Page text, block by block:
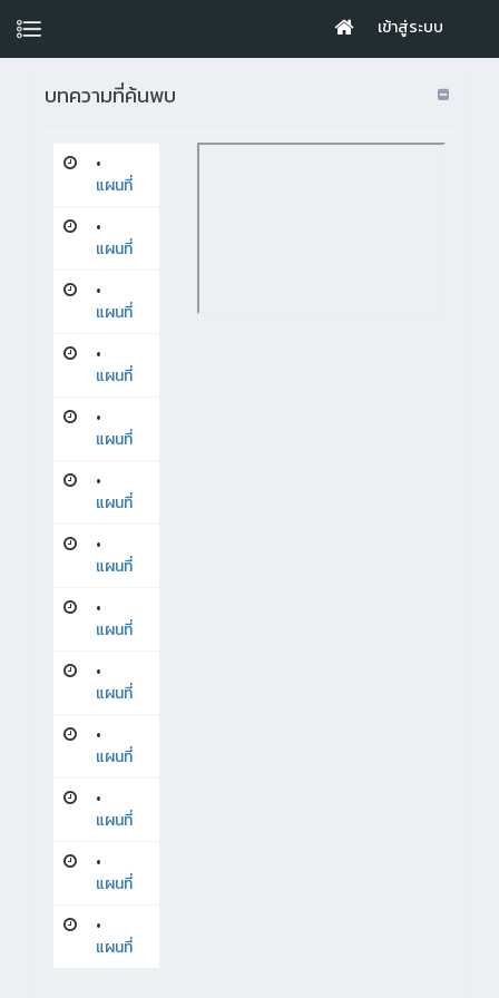
เข้าสู่ระบบ
บทความที่ค้นพบ
•
แผนที่
•
แผนที่
•
แผนที่
•
แผนที่
•
แผนที่
•
แผนที่
•
แผนที่
•
แผนที่
•
แผนที่
•
แผนที่
•
แผนที่
•
แผนที่
•
แผนที่